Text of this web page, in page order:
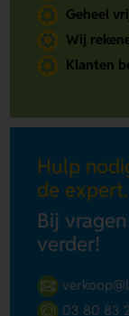
Geheel
Wij
Klanten
Hulp
de expert.
Bij
verder!
03 80 83